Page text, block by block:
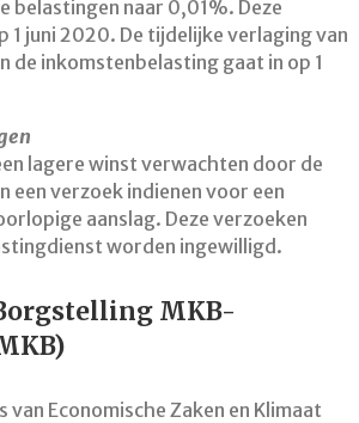
belastingen naar 0,01%. Deze
1 juni 2020. De tijdelijke verlaging van
de inkomstenbelasting gaat in op 1
lagere winst verwachten door de
een verzoek indienen voor een
aanslag. Deze verzoeken
worden ingewilligd.
MKB-
Economische Zaken en Klimaat